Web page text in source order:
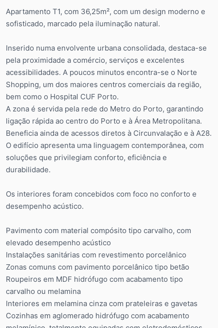
Apartamento T1, com 36,25m², com um design moderno e
sofisticado, marcado pela iluminação natural.
Inserido numa envolvente urbana consolidada, destaca-se
pela proximidade a comércio, serviços e excelentes
acessibilidades. A poucos minutos encontra-se o Norte
Shopping, um dos maiores centros comerciais da região,
bem como o Hospital CUF Porto.
A zona é servida pela rede do Metro do Porto, garantindo
ligação rápida ao centro do Porto e à Área Metropolitana.
Beneficia ainda de acessos diretos à Circunvalação e à A28.
O edifício apresenta uma linguagem contemporânea, com
soluções que privilegiam conforto, eficiência e
durabilidade.
Os interiores foram concebidos com foco no conforto e
desempenho acústico.
Pavimento com material compósito tipo carvalho, com
elevado desempenho acústico
Instalações sanitárias com revestimento porcelânico
Zonas comuns com pavimento porcelânico tipo betão
Roupeiros em MDF hidrófugo com acabamento tipo
carvalho ou melamina
Interiores em melamina cinza com prateleiras e gavetas
Cozinhas em aglomerado hidrófugo com acabamento